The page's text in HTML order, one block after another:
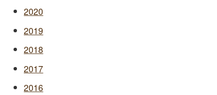
2020
2019
2018
2017
2016